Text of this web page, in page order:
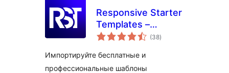
Responsive Starter
Templates –
Elementor
Starter Sites
(38общий
рейтинг
)
Импортируйте бесплатные и
профессиональные шаблоны